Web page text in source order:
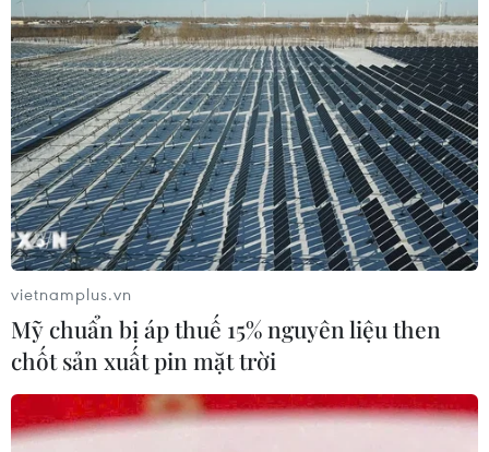
vietnamplus.vn
Mỹ chuẩn bị áp thuế 15% nguyên liệu then
chốt sản xuất pin mặt trời